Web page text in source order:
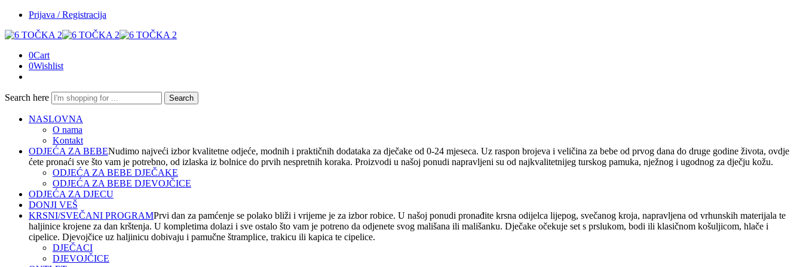
Prijava / Registracija
0Cart
0Wishlist
Search here Search
NASLOVNA
O nama
Kontakt
ODJEĆA ZA BEBENudimo najveći izbor kvalitetne odjeće, modnih i praktičnih dodataka za dječake od 0-24 mjeseca. Uz raspon brojeva i veličina za bebe od prvog dana do druge godine života, ovdje
ćete pronaći sve što vam je potrebno, od izlaska iz bolnice do prvih nespretnih koraka. Proizvodi u našoj ponudi napravljeni su od najkvalitetnijeg turskog pamuka, nježnog i ugodnog za dječju kožu.
ODJEĆA ZA BEBE DJEČAKE
ODJEĆA ZA BEBE DJEVOJČICE
ODJEĆA ZA DJECU
DONJI VEŠ
KRSNI/SVEČANI PROGRAMPrvi dan za pamćenje se polako bliži i vrijeme je za izbor robice. U našoj ponudi pronađite krsna odijelca lijepog, svečanog kroja, napravljena od vrhunskih materijala te
haljinice krojene za dan krštenja. U kompletima dolazi i sve ostalo što vam je potreno da odjenete svog mališana ili mališanku. Dječake očekuje set s prslukom, bodi ili klasičnom košuljicom, hlače i
cipelice. Djevojčice uz haljinicu dobivaju i pamučne štramplice, trakicu ili kapica te cipelice.
DJEČACI
DJEVOJČICE